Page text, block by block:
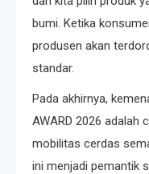
bumi. Ketika
produsen akan
standar.
Pada akhirnya,
AWARD 2026 adalah
mobilitas cerdas
ini menjadi pemantik